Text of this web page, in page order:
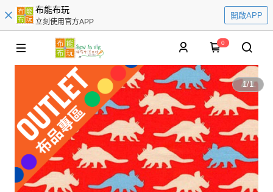
布能布玩
立刻使用官方APP
開啟APP
0
1/1